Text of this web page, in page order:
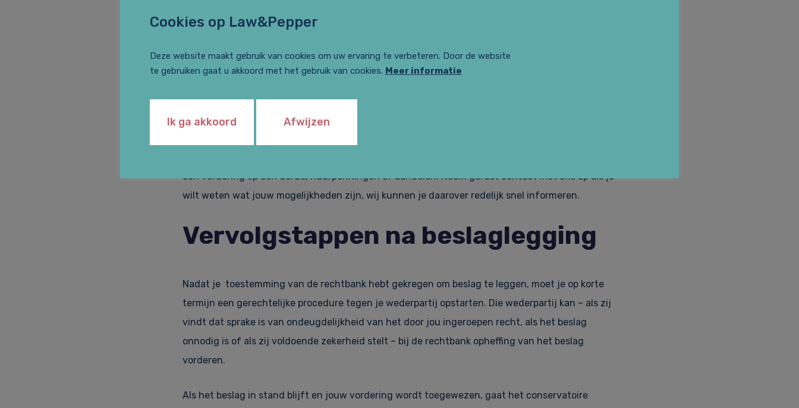
het gros van de gevallen wordt diezelfde dag nog (zonder dat de wederpartij er op voorhand
deurwaarder.
een vordering op een derde, huurpenningen of aandelen. Neem gerust contact met ons op als je
wilt weten wat jouw mogelijkheden zijn, wij kunnen je daarover redelijk snel informeren.
Vervolgstappen na beslaglegging
Nadat je toestemming van de rechtbank hebt gekregen om beslag te leggen, moet je op korte
termijn een gerechtelijke procedure tegen je wederpartij opstarten. Die wederpartij kan – als zij
vindt dat sprake is van ondeugdelijkheid van het door jou ingeroepen recht, als het beslag
onnodig is of als zij voldoende zekerheid stelt – bij de rechtbank opheffing van het beslag
vorderen.
Als het beslag in stand blijft en jouw vordering wordt toegewezen, gaat het conservatoire
Cookies op Law&Pepper
Deze website maakt gebruik van cookies om uw ervaring te verbeteren. Door de website
te gebruiken gaat u akkoord met het gebruik van cookies. Meer informatie
Ik ga akkoord Afwijzen